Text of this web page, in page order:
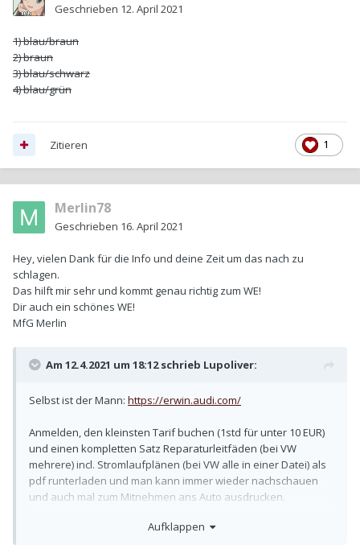
Geschrieben 12. April 2021
1) blau/braun
2) braun
3) blau/schwarz
4) blau/grün
1
Zitieren
Merlin78
Geschrieben 16. April 2021
Hey, vielen Dank für die Info und deine Zeit um das nach zu
schlagen.
Das hilft mir sehr und kommt genau richtig zum WE!
Dir auch ein schönes WE!
MfG Merlin
Am 12.4.2021 um 18:12 schrieb Lupoliver:
Selbst ist der Mann: https://erwin.audi.com/
Anmelden, den kleinsten Tarif buchen (1std für unter 10 EUR)
und einen kompletten Satz Reparaturleitfäden (bei VW
mehrere) incl. Stromlaufplänen (bei VW alle in einer Datei) als
pdf runterladen und man kann immer wieder nachschauen
und auch mal zum Mitnehmen ans Auto ausdrucken.
Wenn man nicht zu sehr trödelt, kann man das in dieser
Aufklappen